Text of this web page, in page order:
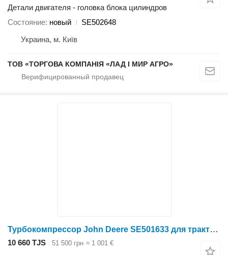
Детали двигателя - головка блока цилиндров
Состояние новый
SE502648
Украина, м. Київ
ТОВ «ТОРГОВА КОМПАНІЯ «ЛАД І МИР АГРО»
Турбокомпрессор John Deere SE501633 для трактора колесного John Deere
10 660 TJS 51 500 грн ≈ 1 001 €